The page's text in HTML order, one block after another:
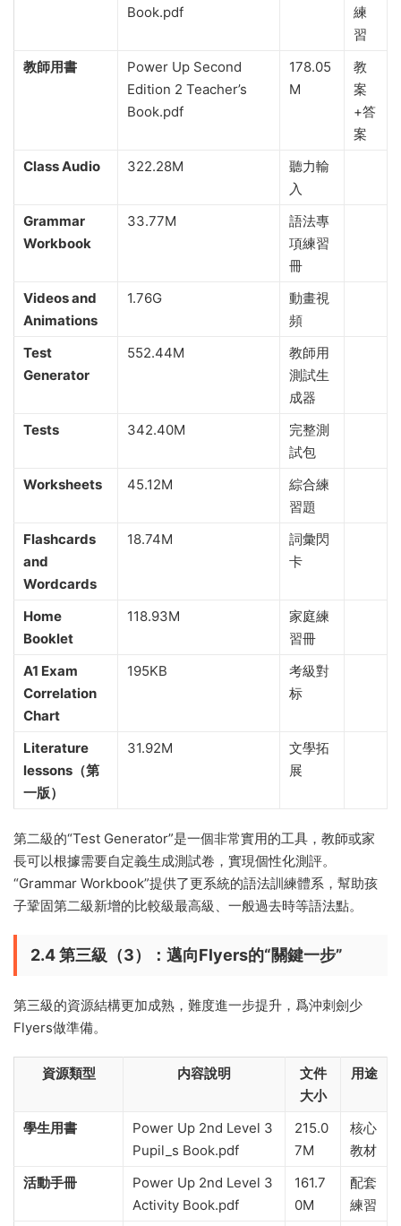
Book.pdf
練
習
教師用書
Power Up Second
Edition 2 Teacher’s
Book.pdf
178.05
M
教
案
+答
案
Class Audio
322.28M
聽力輸
入
Grammar
Workbook
33.77M
語法專
項練習
冊
Videos and
Animations
1.76G
動畫視
頻
Test
Generator
552.44M
教師用
測試生
成器
Tests
342.40M
完整測
試包
Worksheets
45.12M
綜合練
習題
Flashcards
and
Wordcards
18.74M
詞彙閃
卡
Home
Booklet
118.93M
家庭練
習冊
A1 Exam
Correlation
Chart
195KB
考級對
标
Literature
lessons（第
一版）
31.92M
文學拓
展
第二級的“Test Generator”是一個非常實用的工具，教師或家
長可以根據需要自定義生成測試卷，實現個性化測評。
“Grammar Workbook”提供了更系統的語法訓練體系，幫助孩
子鞏固第二級新增的比較級最高級、一般過去時等語法點。
2.4 第三級（3）：邁向Flyers的“關鍵一步”
第三級的資源結構更加成熟，難度進一步提升，爲沖刺劍少
Flyers做準備。
資源類型 内容說明
文件
大小
用途
學生用書
Power Up 2nd Level 3
Pupil_s Book.pdf
215.0
7M
核心
教材
活動手冊
Power Up 2nd Level 3
Activity Book.pdf
161.7
0M
配套
練習